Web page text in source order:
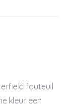
fauteuil
kleur een